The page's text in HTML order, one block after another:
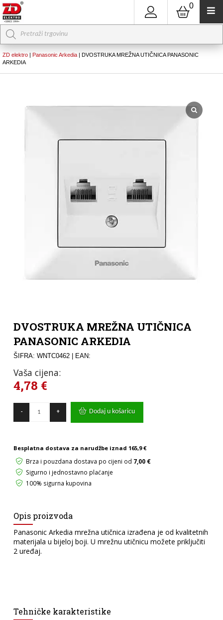
0
Products
search
ZD elektro | Panasonic Arkedia | DVOSTRUKA MREŽNA UTIČNICA PANASONIC
ARKEDIA
DVOSTRUKA MREŽNA UTIČNICA
PANASONIC ARKEDIA
ŠIFRA: WNTC0462| EAN:
Vaša cijena:
4,78 €
-
MREŽNA
UTIČNICA
količina
+ Dodaj u košaricu
Besplatna dostava za narudžbe iznad 165,9 €
Brza i pouzdana dostava po cijeni od 7,00 €
Sigurno i jednostavno plaćanje
100% sigurna kupovina
Opis proizvoda
Panasonic Arkedia mrežna utičnica izrađena je od kvalitetnih
materijala u bijeloj boji. U mrežnu utičnicu možete priključiti
2 uređaj.
Tehničke karakteristike